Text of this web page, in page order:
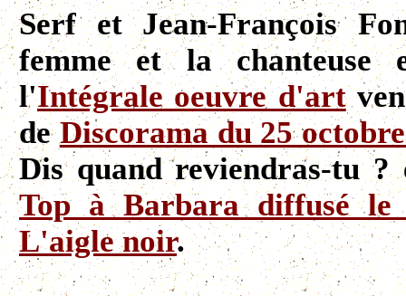
Serf et Jean-François
femme et la
l'Intégrale oeuvre d'art
deDiscorama du 25
Dis quand reviendras-tu
Top à Barbara diffusé le
L'aigle noir.